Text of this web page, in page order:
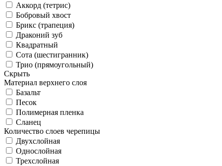
Аккорд (тетрис)
Бобровый хвост
Брикс (трапеция)
Драконий зуб
Квадратный
Сота (шестигранник)
Трио (прямоугольный)
Скрыть
Материал верхнего слоя
Базальт
Песок
Полимерная пленка
Сланец
Количество слоев черепицы
Двухслойная
Однослойная
Трехслойная